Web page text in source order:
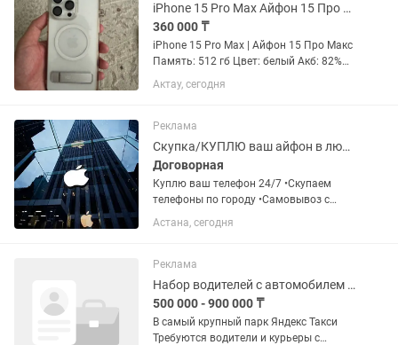
iPhone 15 Pro Max Айфон 15 Про Макс
360 000 ₸
iPhone 15 Pro Max | Айфон 15 Про Макс
Память: 512 гб Цвет: белый Акб: 82%
Комплект: коробка и шнур Состояние:
отличное Хозяин: 1 Торг минимальный
pro, dji air...
Актау, сегодня
Реклама
Скупка/КУПЛЮ ваш айфон в любом состоянии
Договорная
Куплю ваш телефон 24/7 •Скупаем
телефоны по городу •Самовывоз с
любой точки города •Онлайн оценка за
5 минут •Скупаем не рабочие или
звоните ! •Выплата наличными или...
Астана, сегодня
Реклама
Набор водителей с автомобилем в свободное время
500 000 - 900 000 ₸
В самый крупный парк Яндекс Такси
Требуются водители и курьеры с